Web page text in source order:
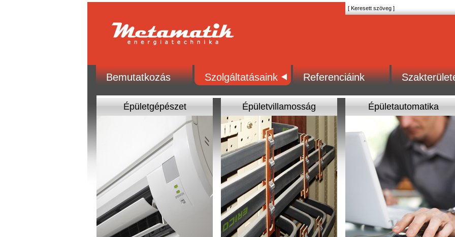
Bemutatkozás Szolgáltatásaink Referenciáink
Épületgépészet Épületvillamosság Épületautomatika